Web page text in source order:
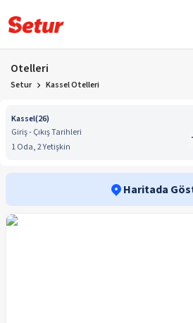
Otelleri
Setur Kassel Otelleri
Kassel(26)
Giriş - Çıkış Tarihleri
1 Oda, 2 Yetişkin
Haritada